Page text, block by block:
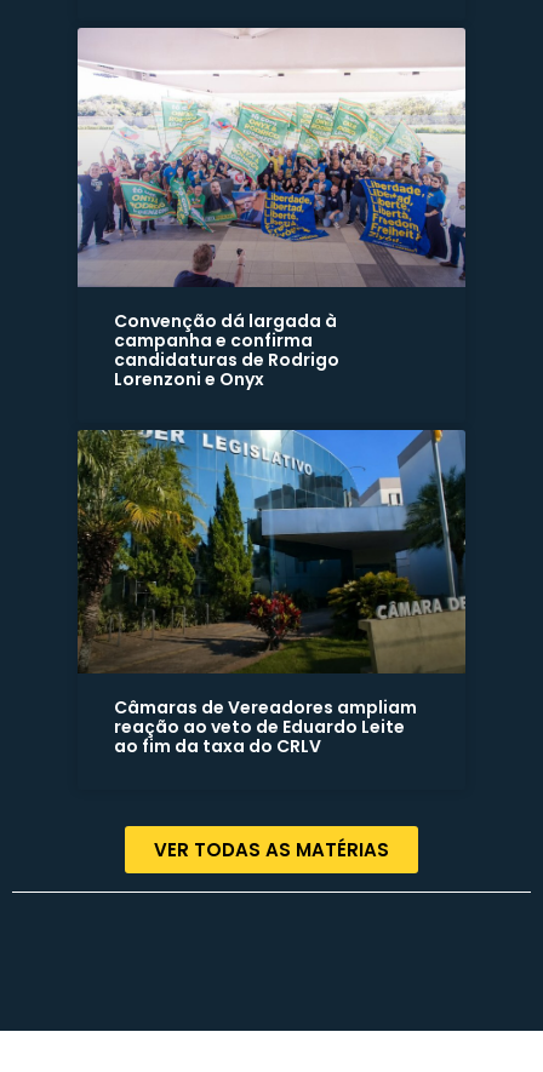
Convenção dá largada à
campanha e confirma
candidaturas de Rodrigo
Lorenzoni e Onyx
Câmaras de Vereadores ampliam
reação ao veto de Eduardo Leite
ao fim da taxa do CRLV
VER TODAS AS MATÉRIAS